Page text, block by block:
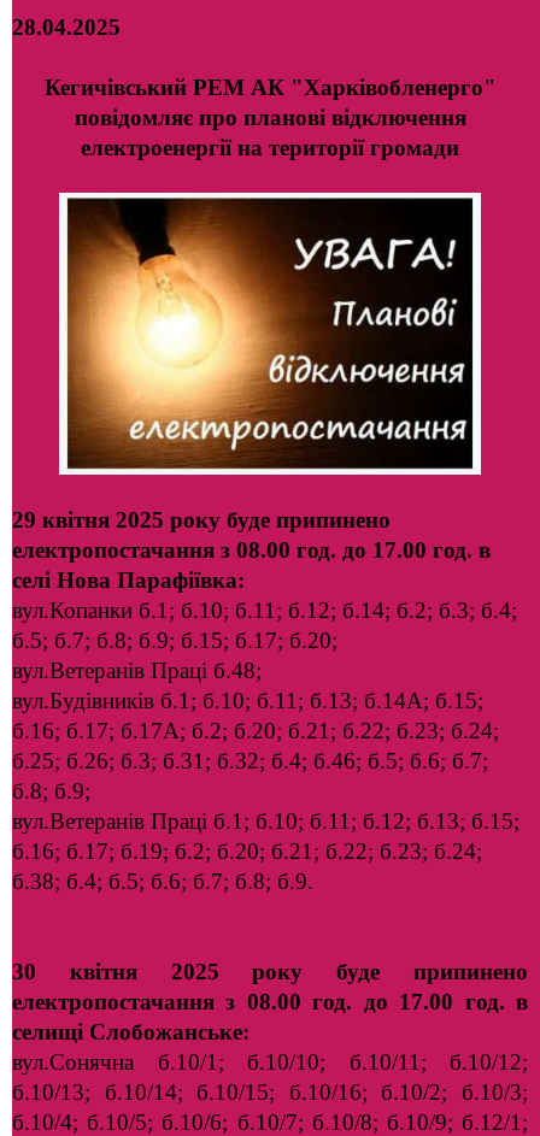
28.04.2025
Кегичівський РЕМ АК "Харківобленерго"
повідомляє про планові відключення
електроенергії на території громади
29 квітня 2025 року буде припинено
електропостачання з 08.00 год. до 17.00 год. в
селі Нова Парафіївка:
вул.Копанки б.1; б.10; б.11; б.12; б.14; б.2; б.3; б.4;
б.5; б.7; б.8; б.9; б.15; б.17; б.20;
вул.Ветеранів Праці б.48;
вул.Будівників б.1; б.10; б.11; б.13; б.14А; б.15;
б.16; б.17; б.17А; б.2; б.20; б.21; б.22; б.23; б.24;
б.25; б.26; б.3; б.31; б.32; б.4; б.46; б.5; б.6; б.7;
б.8; б.9;
вул.Ветеранів Праці б.1; б.10; б.11; б.12; б.13; б.15;
б.16; б.17; б.19; б.2; б.20; б.21; б.22; б.23; б.24;
б.38; б.4; б.5; б.6; б.7; б.8; б.9.
30 квітня 2025 року буде припинено
електропостачання з 08.00 год. до 17.00 год. в
селищі Слобожанське:
вул.Сонячна б.10/1; б.10/10; б.10/11; б.10/12;
б.10/13; б.10/14; б.10/15; б.10/16; б.10/2; б.10/3;
б.10/4; б.10/5; б.10/6; б.10/7; б.10/8; б.10/9; б.12/1;